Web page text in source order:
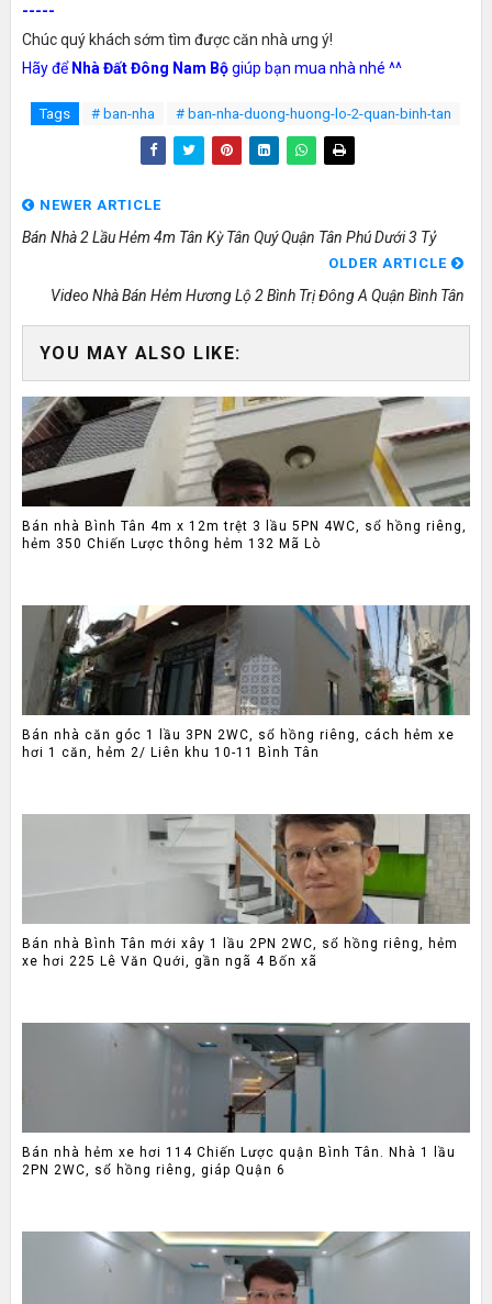
-----
Chúc quý khách sớm tìm được căn nhà ưng ý!
Hãy để Nhà Đất Đông Nam Bộgiúp bạn mua nhà nhé ^^
Tags # ban-nha # ban-nha-duong-huong-lo-2-quan-binh-tan
NEWER ARTICLE
Bán Nhà 2 Lầu Hẻm 4m Tân Kỳ Tân Quý Quận Tân Phú Dưới 3 Tỷ
OLDER ARTICLE
Video Nhà Bán Hẻm Hương Lộ 2 Bình Trị Đông A Quận Bình Tân
YOU MAY ALSO LIKE:
Bán nhà Bình Tân 4m x 12m trệt 3 lầu 5PN 4WC, sổ hồng riêng,
hẻm 350 Chiến Lược thông hẻm 132 Mã Lò
Bán nhà căn góc 1 lầu 3PN 2WC, sổ hồng riêng, cách hẻm xe
hơi 1 căn, hẻm 2/ Liên khu 10-11 Bình Tân
Bán nhà Bình Tân mới xây 1 lầu 2PN 2WC, sổ hồng riêng, hẻm
xe hơi 225 Lê Văn Quới, gần ngã 4 Bốn xã
Bán nhà hẻm xe hơi 114 Chiến Lược quận Bình Tân. Nhà 1 lầu
2PN 2WC, sổ hồng riêng, giáp Quận 6